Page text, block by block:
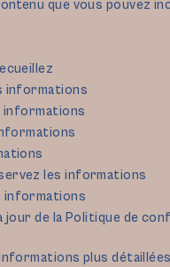
que vous pouvez
informations
informations
les informations
informations
jour de la Politique de
plus